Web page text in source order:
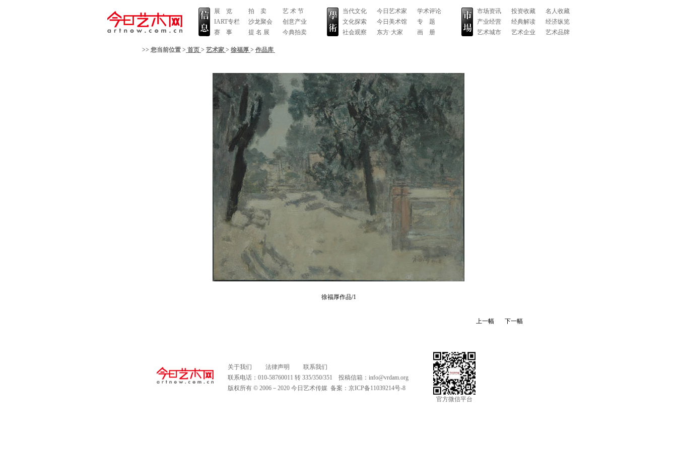
展 览
IART专栏
赛 事
拍 卖
沙龙聚会
提 名 展
艺 术 节
创意产业
今典拍卖
当代文化
文化探索
社会观察
今日艺术家
今日美术馆
东方·大家
学术评论
专 题
画 册
市场资讯
产业经营
艺术城市
投资收藏
经典解读
艺术企业
名人收藏
经济纵览
艺术品牌
>> 您当前位置 > 首页 > 艺术家 > 徐福厚 > 作品库
徐福厚作品/1
上一幅 下一幅
关于我们 法律声明
联系我们
联系电话：010-58760011 转 335/350/351 投稿信箱： info@vrdam.org
版权所有 © 2006－2020 今日艺术传媒 备案： 京ICP备11039214号-8
官方微信平台